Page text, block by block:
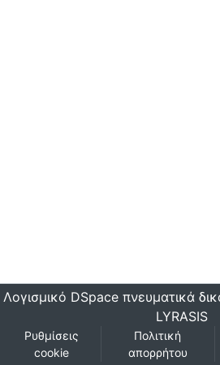
Λογισμικό DSpace πνευματικά
LYRASIS
Ρυθμίσεις
cookie
Πολιτική
απορρήτου